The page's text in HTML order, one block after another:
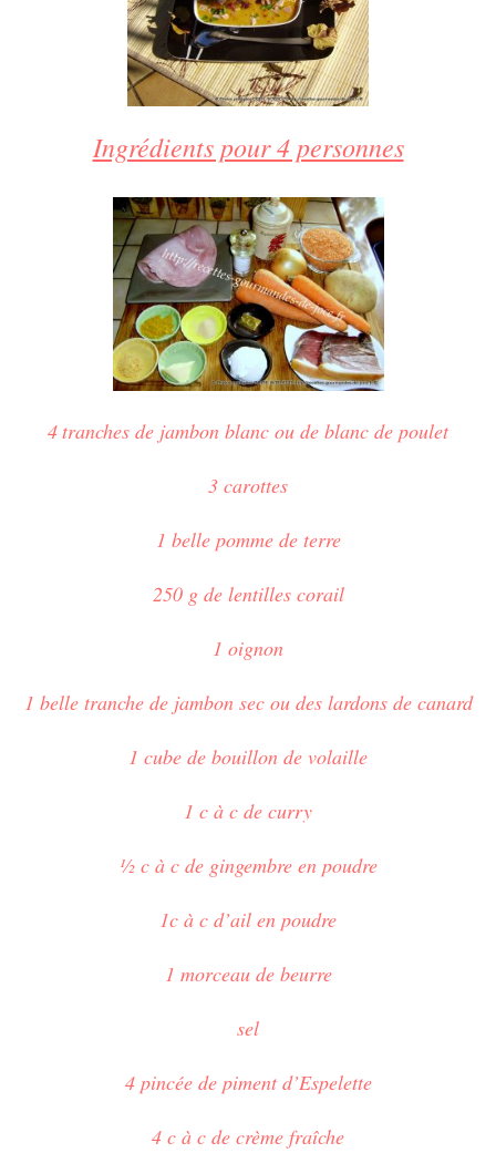
Ingrédients pour 4 personnes
4tranches de jambon blanc ou de blanc de poulet
3 carottes
1 belle pomme de terre
250 g de lentilles corail
1 oignon
1 belle tranche de jambon sec ou des lardons de canard
1 cube de bouillon de volaille
1 c à c de curry
½ c à c de gingembre en poudre
1c à c d’ail en poudre
1 morceau de beurre
sel
4 pincée de piment d’Espelette
4 c à c de crème fraîche